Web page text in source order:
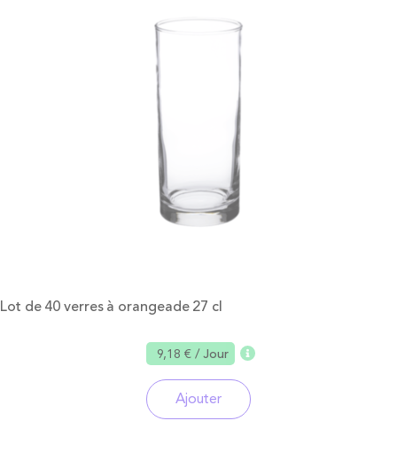
Lot de 40 verres à orangeade 27 cl
9,18 €/ Jour
Ajouter